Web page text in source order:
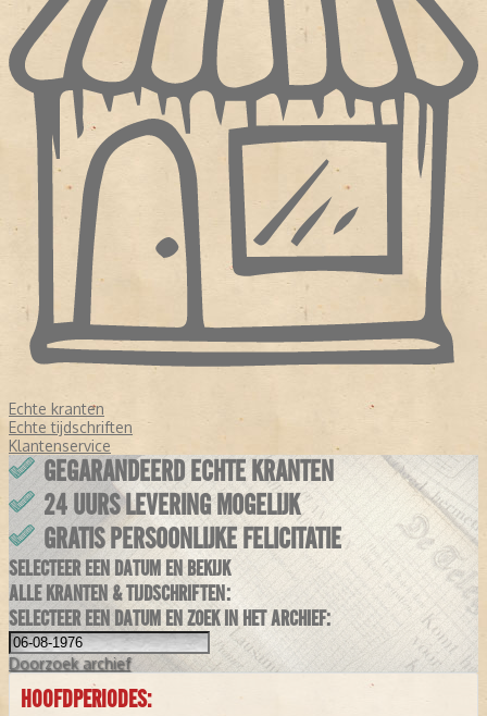
Echte kranten
Echte tijdschriften
Klantenservice
GEGARANDEERD ECHTE KRANTEN
24 UURS LEVERING MOGELIJK
GRATIS PERSOONLIJKE FELICITATIE
SELECTEER EEN DATUM EN BEKIJK
ALLE KRANTEN & TIJDSCHRIFTEN:
SELECTEER EEN DATUM EN ZOEK IN HET ARCHIEF:
Doorzoek archief
HOOFDPERIODES: